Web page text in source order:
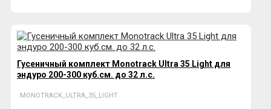
Гусеничный комплект Monotrack Ultra 35 Light для
эндуро 200-300 куб.см. до 32 л.с.
MONOTRACK_ULTRA_35_LIGHT